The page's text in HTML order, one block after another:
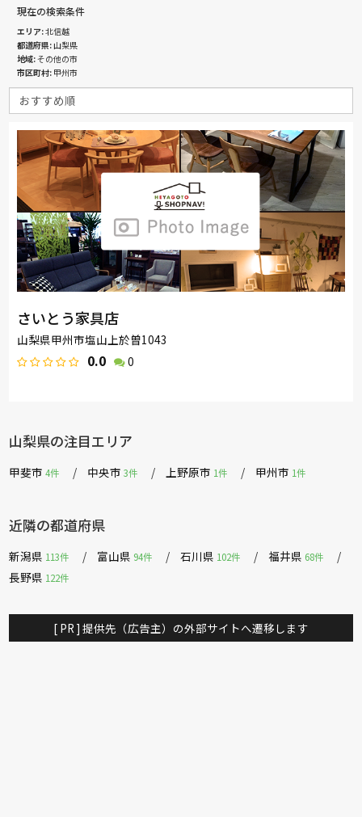
現在の検索条件
エリア 北信越
都道府県 山梨県
地域 その他の市
市区町村 甲州市
さいとう家具店
山梨県甲州市塩山上於曽1043
0.0 0
山梨県の注目エリア
甲斐市4件 中央市3件 上野原市 1件 甲州市 1件
近隣の都道府県
新潟県 113件 富山県 94件 石川県 102件 福井県 68件
長野県 122件
[ PR ] 提供先（広告主）の外部サイトへ遷移します